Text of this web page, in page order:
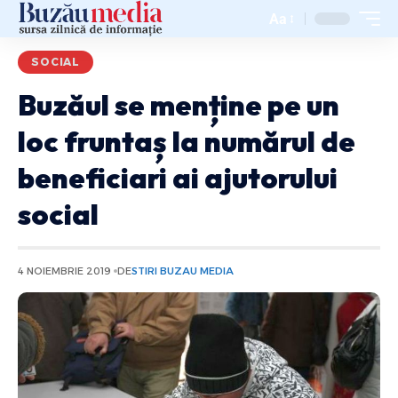
Aa
SOCIAL
Buzăul se menține pe un
loc fruntaș la numărul de
beneficiari ai ajutorului
social
4 NOIEMBRIE 2019 DESTIRI BUZAU MEDIA